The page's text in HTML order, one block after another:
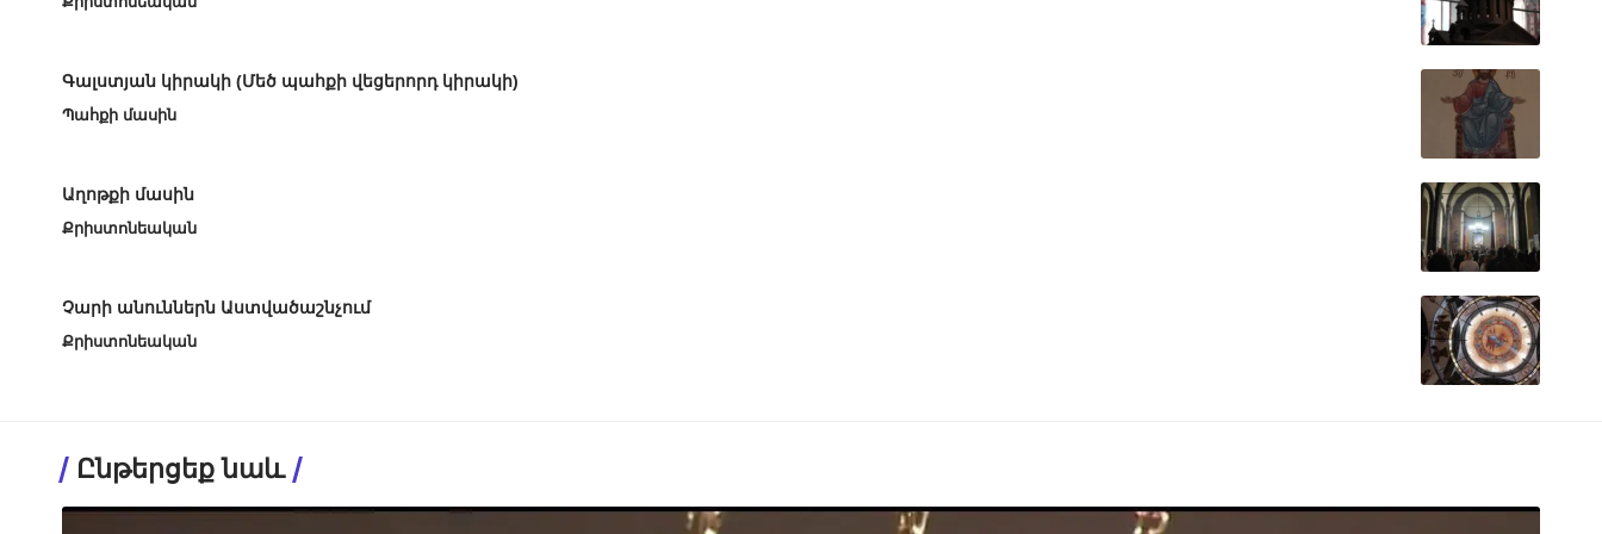
Գալստյան կիրակի (Մեծ պահքի վեցերորդ կիրակի)
Պահքի մասին
Աղոթքի մասին
Քրիստոնեական
Չարի անուններն Աստվածաշնչում
Քրիստոնեական
Ընթերցեք նաև